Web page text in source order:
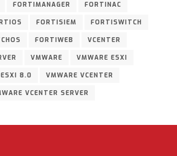
FORTIMANAGER FORTINAC
FORTISIEM FORTISWITCH
FORTIWEB VCENTER
VMWARE VMWARE ESXI
ESXI 8.0 VMWARE VCENTER
VCENTER SERVER